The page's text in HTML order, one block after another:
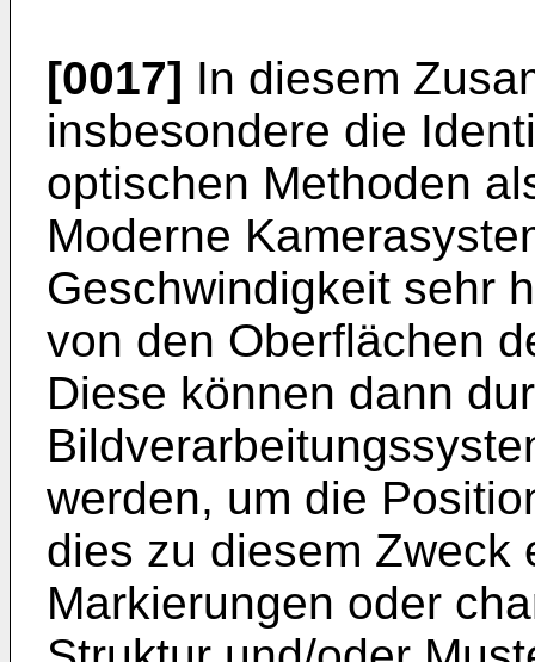
[0017] In diesem
insbesondere die
optischen Methoden
Moderne
Geschwindigkeit sehr
von den Oberflächen
Diese können dann
werden, um die
dies zu diesem Zweck
Markierungen oder